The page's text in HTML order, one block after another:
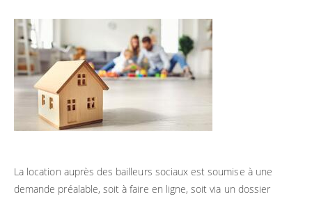
La location auprès des bailleurs sociaux est soumise à une
demande préalable, soit à faire en ligne, soit via un dossier